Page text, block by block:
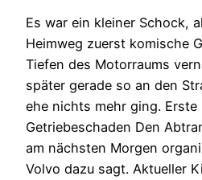
Es war ein kleiner Schock,
Heimweg zuerst komische
Tiefen des Motorraums
später gerade so an den
ehe nichts mehr ging. Erste
Getriebeschaden Den
am nächsten Morgen
Volvo dazu sagt. Aktueller